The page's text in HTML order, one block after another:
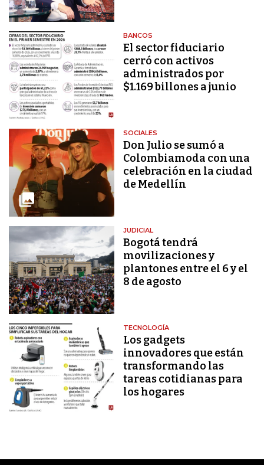
BANCOS
El sector fiduciario
cerró con activos
administrados por
$1.169 billones a junio
SOCIALES
Don Julio se sumó a
Colombiamoda con una
celebración en la ciudad
de Medellín
JUDICIAL
Bogotá tendrá
movilizaciones y
plantones entre el 6 y el
8 de agosto
TECNOLOGÍA
Los gadgets
innovadores que están
transformando las
tareas cotidianas para
los hogares